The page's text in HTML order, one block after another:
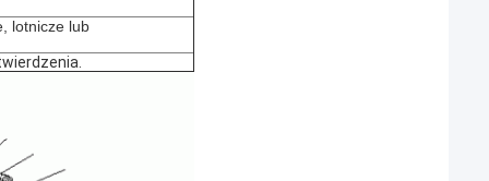
lotnicze lub